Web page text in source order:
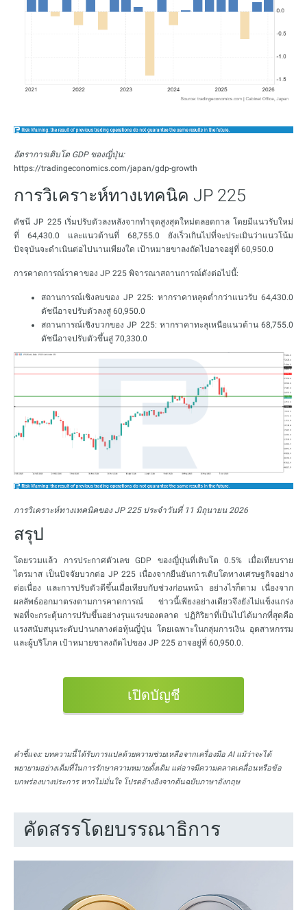
อัตราการเติบโต GDP ของญี่ปุ่น:
https://tradingeconomics.com/japan/gdp-growth
การวิเคราะห์ทางเทคนิค JP 225
ดัชนี JP 225 เริ่มปรับตัวลงหลังจากทำจุดสูงสุดใหม่ตลอดกาล โดยมีแนวรับใหม่
ที่ 64,430.0 และแนวต้านที่ 68,755.0 ยังเร็วเกินไปที่จะประเมินว่าแนวโน้ม
ปัจจุบันจะดำเนินต่อไปนานเพียงใด เป้าหมายขาลงถัดไปอาจอยู่ที่ 60,950.0
การคาดการณ์ราคาของ JP 225 พิจารณาสถานการณ์ดังต่อไปนี้:
สถานการณ์เชิงลบของ JP 225: หากราคาหลุดต่ำกว่าแนวรับ 64,430.0
ดัชนีอาจปรับตัวลงสู่ 60,950.0
สถานการณ์เชิงบวกของ JP 225: หากราคาทะลุเหนือแนวต้าน 68,755.0
ดัชนีอาจปรับตัวขึ้นสู่ 70,330.0
การวิเคราะห์ทางเทคนิคของ JP 225 ประจำวันที่ 11 มิถุนายน 2026
สรุป
โดยรวมแล้ว การประกาศตัวเลข GDP ของญี่ปุ่นที่เติบโต 0.5% เมื่อเทียบราย
ไตรมาส เป็นปัจจัยบวกต่อ JP 225 เนื่องจากยืนยันการเติบโตทางเศรษฐกิจอย่าง
ต่อเนื่อง และการปรับตัวดีขึ้นเมื่อเทียบกับช่วงก่อนหน้า อย่างไรก็ตาม เนื่องจาก
ผลลัพธ์ออกมาตรงตามการคาดการณ์ ข่าวนี้เพียงอย่างเดียวจึงยังไม่แข็งแกร่ง
พอที่จะกระตุ้นการปรับขึ้นอย่างรุนแรงของตลาด ปฏิกิริยาที่เป็นไปได้มากที่สุดคือ
แรงสนับสนุนระดับปานกลางต่อหุ้นญี่ปุ่น โดยเฉพาะในกลุ่มการเงิน อุตสาหกรรม
และผู้บริโภค เป้าหมายขาลงถัดไปของ JP 225 อาจอยู่ที่ 60,950.0.
เปิดบัญชี
คำชี้แจง:บทความนี้ได้รับการแปลด้วยความช่วยเหลือจากเครื่องมือ AI แม้ว่าจะได้
พยายามอย่างเต็มที่ในการรักษาความหมายดั้งเดิม แต่อาจมีความคลาดเคลื่อนหรือข้อ
บกพร่องบางประการ หากไม่มั่นใจ โปรดอ้างอิงจากต้นฉบับภาษาอังกฤษ
คัดสรรโดยบรรณาธิการ